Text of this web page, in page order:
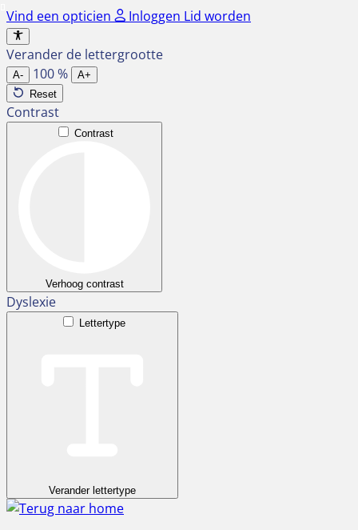
Ga
naar
de
inhoud
Vind een opticien Inloggen Lid worden
Verander de lettergrootte
A- 100%
A+
Reset
Contrast
Contrast
Verhoog contrast
Dyslexie
Lettertype
Verander lettertype